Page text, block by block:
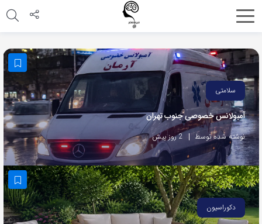
اشتراک
استفاده
از
روش‌های
زیر
می‌توانید
این
صفحه
را
با
سلامتی
آمبولانس خصوصی جنوب تهران
نوشته شده توسط 2 روز پیش
دکوراسیون